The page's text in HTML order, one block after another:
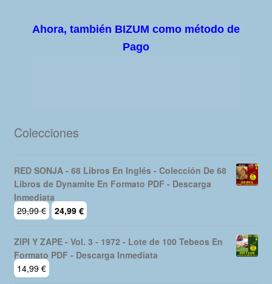
Ahora, también BIZUM como método de
Pago
Colecciones
RED SONJA - 68 Libros En Inglés - Colección De 68
Libros de Dynamite En Formato PDF - Descarga
Inmediata
29,99€
El
precio
original
era:
24,99 €
actual
24,99 €.
ZIPI Y ZAPE - Vol. 3 - 1972 - Lote de 100 Tebeos En
Formato PDF - Descarga Inmediata
14,99 €